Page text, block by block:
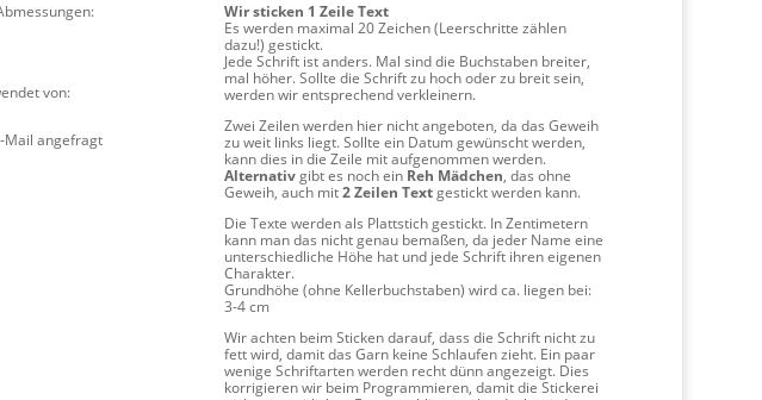
von:
Mail angefragt
Wir sticken 1 Zeile Text
Es werden maximal 20 Zeichen (Leerschritte zählen
dazu!) gestickt.
Jede Schrift ist anders. Mal sind die Buchstaben breiter,
mal höher. Sollte die Schrift zu hoch oder zu breit sein,
werden wir entsprechend verkleinern.
Zwei Zeilen werden hier nicht angeboten, da das Geweih
zu weit links liegt. Sollte ein Datum gewünscht werden,
kann dies in die Zeile mit aufgenommen werden.
Alternativgibt es noch ein Reh Mädchen, das ohne
Geweih, auch mit2 Zeilen Textgestickt werden kann.
Die Texte werden als Plattstich gestickt. In Zentimetern
kann man das nicht genau bemaßen, da jeder Name eine
unterschiedliche Höhe hat und jede Schrift ihren eigenen
Charakter.
Grundhöhe (ohne Kellerbuchstaben) wird ca. liegen bei:
3-4 cm
Wir achten beim Sticken darauf, dass die Schrift nicht zu
fett wird, damit das Garn keine Schlaufen zieht. Ein paar
wenige Schriftarten werden recht dünn angezeigt. Dies
korrigieren wir beim Programmieren, damit die Stickerei